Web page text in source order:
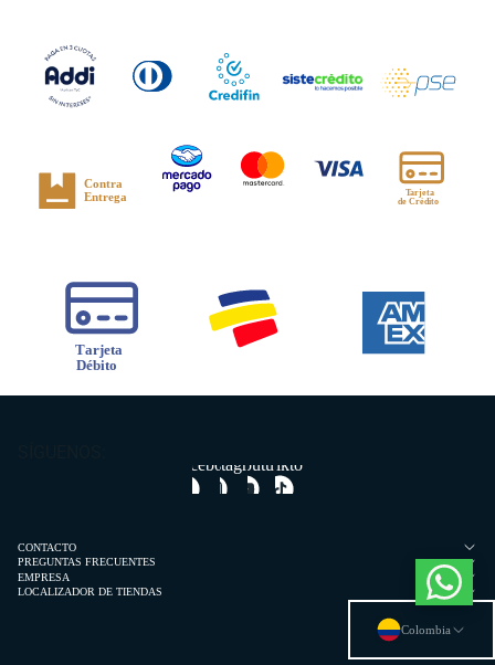
Facebook
Instagram
Youtube
Tiktok
CONTACTO
PREGUNTAS FRECUENTES
EMPRESA
LOCALIZADOR DE TIENDAS
Colombia